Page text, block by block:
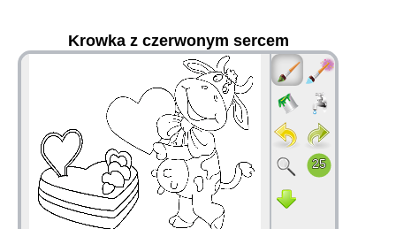
Krowka z czerwonym sercem